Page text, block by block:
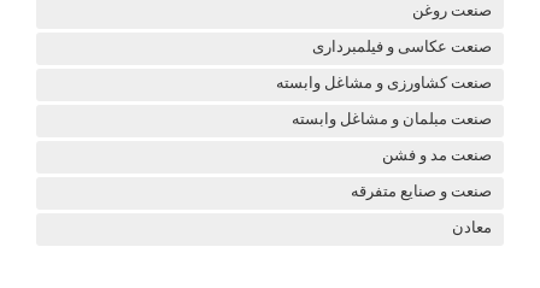
صنعت روغن
صنعت عکاسی و فیلمبرداری
صنعت کشاورزی و مشاغل وابسته
صنعت مبلمان و مشاغل وابسته
صنعت مد و فشن
صنعت و صنایع متفرقه
معادن